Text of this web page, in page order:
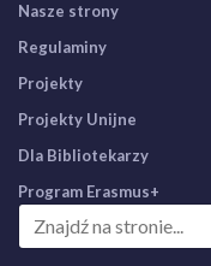
Nasze strony
Regulaminy
Projekty
Projekty Unijne
Dla Bibliotekarzy
Program Erasmus+